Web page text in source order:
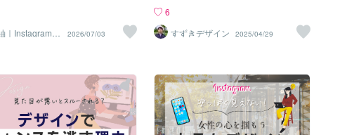
ンプレート」の購入です。 一度テ
ートを購入すれば、何度でも使え
レンジができて、コストパフォー
させるために「外注」をうまく使
いきましょう。SNSデザイナー藤川
て、拡散されたい！ターゲットを絞っ
た、拡散が必要で、地域は関係なくなり
なます。ですので、リアル店舗と、オン
えると、集客に影響が出てきます。フォ
ロワー数や、リール再生回数だけにとら
われず、本質的なインスタ集客を考えて
いきましょうスタート地点から間違えて
しまわないように、ご注意くださいね。
、そのままプロフィール画面まで
ってしまうアカウントはありませ
実は、人間の心理として、特にジ
、視覚的に「スッキリとしていて
しの良い、心地いいもの」を求める
になります。フォロワーが右肩上が
増え続けている伸びるアカウントに
して偶然ではなく、こうした「読
｜Instagram運
代行＆サポー
2026/07/03
「いいね！」や「保存」が集まりやすい
投稿を作るためのヒントをお届けしま
す。なぜ「共感」と「疑問」が重要なの
が気になる疑問」この2つがとても大きな
ポイントになります。人は、自分と同じ
悩みや興味を持っている投稿に共感し、
「わかる！」「私も！」と親近感を抱き
ます。さらに、「え？どういうこと？」
6
すずきデザイン
2025/04/29